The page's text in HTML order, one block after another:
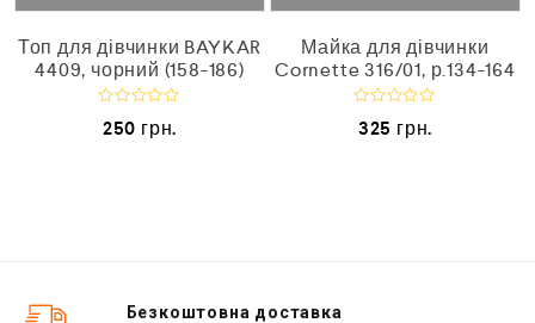
Топ для дівчинки BAYKAR
4409, чорний (158-186)
ц250 грн.
Майка для дівчинки
Cornette 316/01, р.134-164
ц325 грн.
Безкоштовна доставка